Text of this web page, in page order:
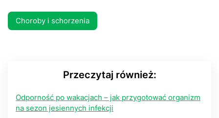
Choroby i schorzenia
Przeczytaj również:
Odporność po wakacjach – jak przygotować organizm
na sezon jesiennych infekcji